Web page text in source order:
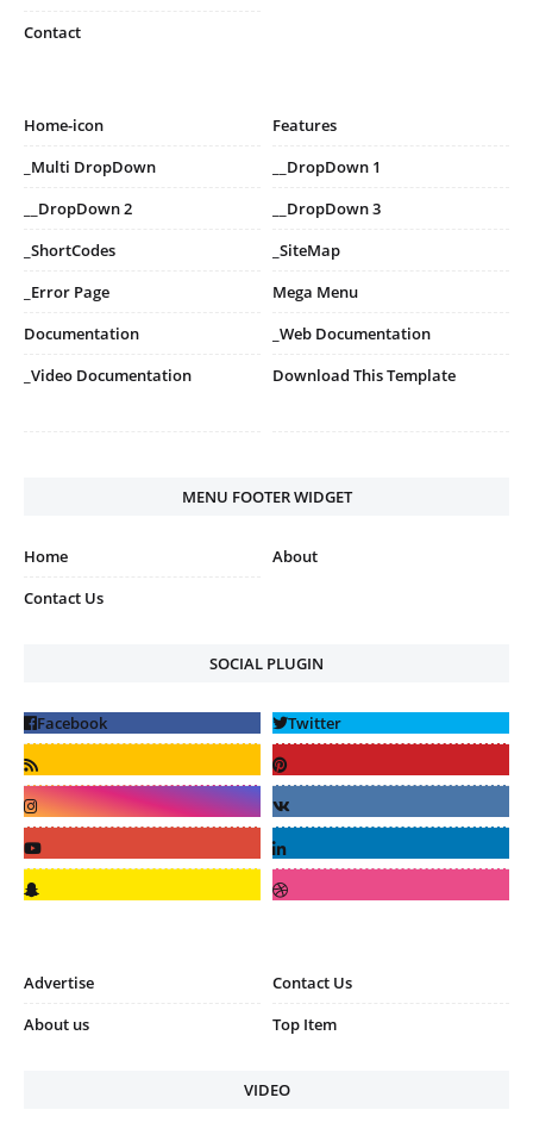
Contact
Home-icon
Features
_Multi DropDown
__DropDown 1
__DropDown 2
__DropDown 3
_ShortCodes
_SiteMap
_Error Page
Mega Menu
Documentation
_Web Documentation
_Video Documentation
Download This Template
MENU FOOTER WIDGET
Home
About
Contact Us
SOCIAL PLUGIN
Advertise
Contact Us
About us
Top Item
VIDEO